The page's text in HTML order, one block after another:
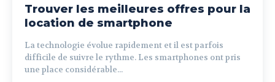
Trouver les meilleures offres pour la
location de smartphone
La technologie évolue rapidement et il est parfois
difficile de suivre le rythme. Les smartphones ont pris
une place considérable...